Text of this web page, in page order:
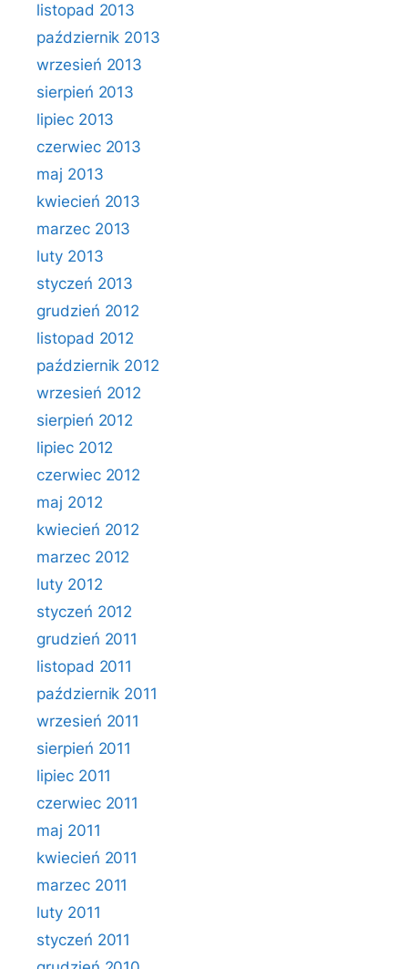
listopad 2013
październik 2013
wrzesień 2013
sierpień 2013
lipiec 2013
czerwiec 2013
maj 2013
kwiecień 2013
marzec 2013
luty 2013
styczeń 2013
grudzień 2012
listopad 2012
październik 2012
wrzesień 2012
sierpień 2012
lipiec 2012
czerwiec 2012
maj 2012
kwiecień 2012
marzec 2012
luty 2012
styczeń 2012
grudzień 2011
listopad 2011
październik 2011
wrzesień 2011
sierpień 2011
lipiec 2011
czerwiec 2011
maj 2011
kwiecień 2011
marzec 2011
luty 2011
styczeń 2011